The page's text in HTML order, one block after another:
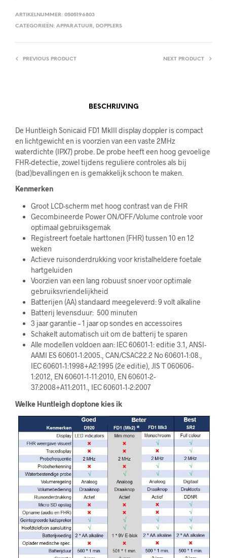
ARTIKELNUMMER: 0505196803
CATEGORIEËN: APPARATUUR, DOPPLERS
PREVIOUS PRODUCT NEXT PRODUCT
BESCHRIJVING
De Huntleigh Sonicaid FD1 MkIII display doppler is compact
en lichtgewicht en is voorzien van een vaste 2MHz
waterdichte (IPX7) probe. De probe heefteen hoog gevoelige
FHR-detectie, zowel tijdens reguliere controles als bij
(bad)bevallingen en is gemakkelijk schoon te maken.
Kenmerken
Groot LCD-scherm met hoog contrast van de FHR
Gecombineerde Power ON/OFF/Volume controle voor
optimaal gebruiksgemak
Registreert foetale harttonen (FHR) tussen 10 en 12
weken
Actieve ruisonderdrukking voor kristalheldere foetale
hartgeluiden
Voorzien van een lang robuust snoer voor optimale
gebruiksvriendelijkheid
Batterijen (AA) standaard meegeleverd: 9 volt alkaline
Batterij levensduur: 500 minuten
3 jaar garantie – 1 jaar op sondes en accessoires
Schakelt automatisch uit om de batterij te sparen
Alle modellen voldoen aan: IEC 60601-1: editie 3.1, ANSI-
AAMI ES 60601-1:2005., CAN/CSAC22.2 No 60601-1:08.,
IEC 60601-1:1998+A2:1995 (2e editie), JIS T 060606-
1:2012, EN 60601-1-11:2010, EN 60601-2-
37:2008+A11:2011., IEC 60601-1-2:2007
Welke Huntleigh doptone kies ik